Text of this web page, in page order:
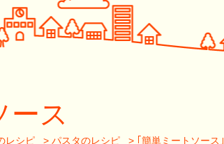
ース
レシピ > パスタのレシピ > ｢簡単ミートソース｣